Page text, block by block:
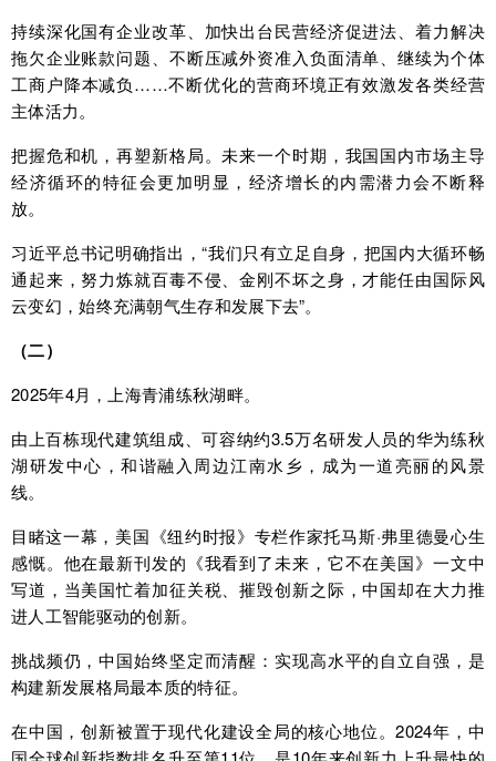
持续深化国有企业改革、加快出台民营经济促进法、着力解决
拖欠企业账款问题、不断压减外资准入负面清单、继续为个体
工商户降本减负……不断优化的营商环境正有效激发各类经营
主体活力。
把握危和机，再塑新格局。未来一个时期，我国国内市场主导
经济循环的特征会更加明显，经济增长的内需潜力会不断释
放。
习近平总书记明确指出，“我们只有立足自身，把国内大循环畅
通起来，努力炼就百毒不侵、金刚不坏之身，才能任由国际风
云变幻，始终充满朝气生存和发展下去”。
（二）
2025年4月，上海青浦练秋湖畔。
由上百栋现代建筑组成、可容纳约3.5万名研发人员的华为练秋
湖研发中心，和谐融入周边江南水乡，成为一道亮丽的风景
线。
目睹这一幕，美国《纽约时报》专栏作家托马斯·弗里德曼心生
感慨。他在最新刊发的《我看到了未来，它不在美国》一文中
写道，当美国忙着加征关税、摧毁创新之际，中国却在大力推
进人工智能驱动的创新。
挑战频仍，中国始终坚定而清醒：实现高水平的自立自强，是
构建新发展格局最本质的特征。
在中国，创新被置于现代化建设全局的核心地位。2024年，中